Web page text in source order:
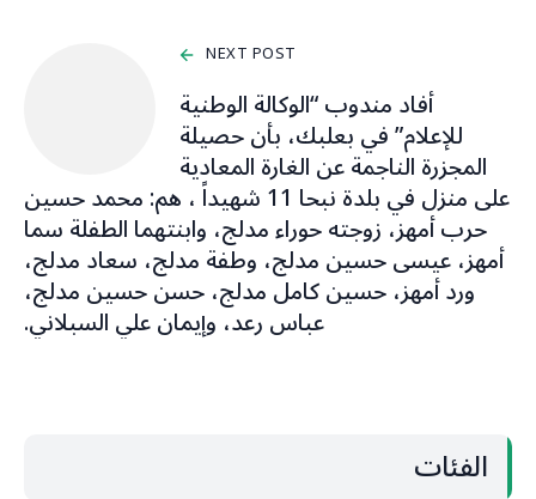
NEXT POST
أفاد مندوب “الوكالة الوطنية
للإعلام” في بعلبك، بأن حصيلة
المجزرة الناجمة عن الغارة المعادية
على منزل في بلدة نبحا 11 شهيداً ، هم: محمد حسين
حرب أمهز، زوجته حوراء مدلج، وابنتهما الطفلة سما
أمهز، عيسى حسين مدلج، وطفة مدلج، سعاد مدلج،
ورد أمهز، حسين كامل مدلج، حسن حسين مدلج،
عباس رعد، وإيمان علي السبلاني.
الفئات